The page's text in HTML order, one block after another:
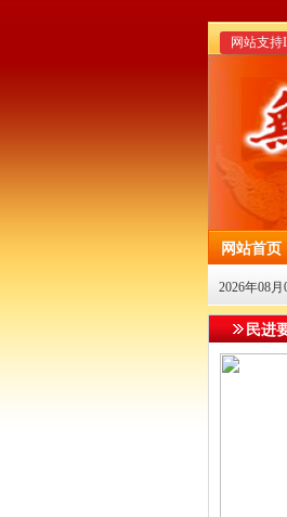
网站支持
网站首页
2026年08
民进